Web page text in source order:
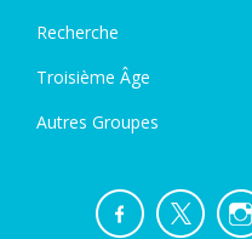
Recherche
Troisième Âge
Autres Groupes